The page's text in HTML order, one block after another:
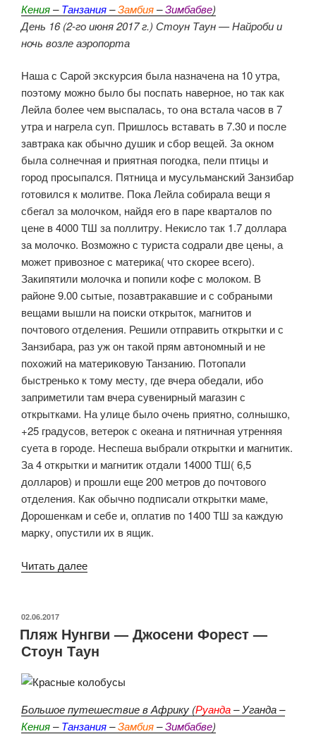
Кения–Танзания–Замбия–Зимбабве)
День 16 (2-го июня 2017 г.) Стоун Таун — Найроби и
ночь возле аэропорта
Наша с Сарой экскурсия была назначена на 10 утра,
поэтому можно было бы поспать наверное, но так как
Лейла более чем выспалась, то она встала часов в 7
утра и нагрела суп. Пришлось вставать в 7.30 и после
завтрака как обычно душик и сбор вещей. За окном
была солнечная и приятная погодка, пели птицы и
город просыпался. Пятница и мусульманский Занзибар
готовился к молитве. Пока Лейла собирала вещи я
сбегал за молочком, найдя его в паре кварталов по
цене в 4000 ТШ за поллитру. Некисло так 1.7 доллара
за молочко. Возможно с туриста содрали две цены, а
может привозное с материка( что скорее всего).
Закипятили молочка и попили кофе с молоком. В
районе 9.00 сытые, позавтракавшие и с собраными
вещами вышли на поиски открыток, магнитов и
почтового отделения. Решили отправить открытки и с
Занзибара, раз уж он такой прям автономный и не
похожий на материковую Танзанию. Потопали
быстренько к тому месту, где вчера обедали, ибо
заприметили там вчера сувенирный магазин с
открытками. На улице было очень приятно, солнышко,
+25 градусов, ветерок с океана и пятничная утренняя
суета в городе. Неспеша выбрали открытки и магнитик.
За 4 открытки и магнитик отдали 14000 ТШ( 6,5
долларов) и прошли еще 200 метров до почтового
отделения. Как обычно подписали открытки маме,
Дорошенкам и себе и, оплатив по 1400 ТШ за каждую
марку, опустили их в ящик.
Читать далее«Стоун
и
ночь
аэропорта»
ОПУБЛИКОВАНО
02.06.2017
Пляж Нунгви — Джосени Форест —
Стоун Таун
Большое путешествие в Африку (Руанда– Уганда –
Кения–Танзания–Замбия–Зимбабве)